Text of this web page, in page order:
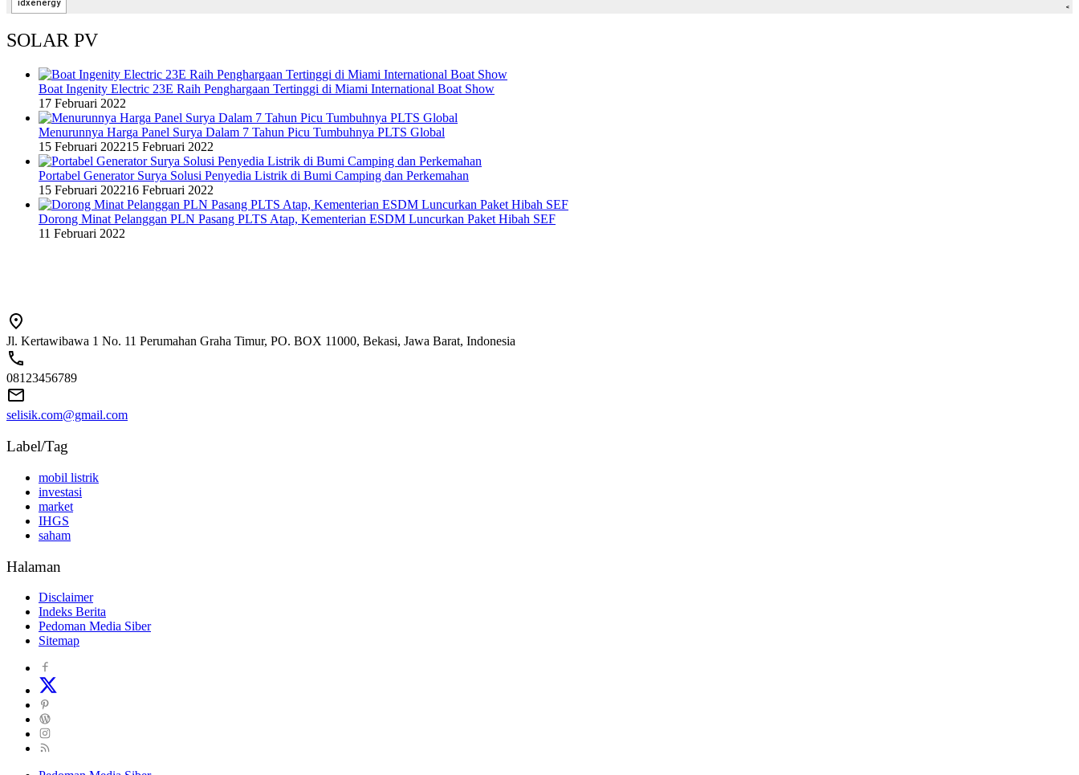
SOLAR PV
Boat Ingenity Electric 23E Raih Penghargaan Tertinggi di Miami International Boat Show
17 Februari 2022
Menurunnya Harga Panel Surya Dalam 7 Tahun Picu Tumbuhnya PLTS Global
15 Februari 202215 Februari 2022
Portabel Generator Surya Solusi Penyedia Listrik di Bumi Camping dan Perkemahan
15 Februari 202216 Februari 2022
Dorong Minat Pelanggan PLN Pasang PLTS Atap, Kementerian ESDM Luncurkan Paket Hibah SEF
11 Februari 2022
Jl. Kertawibawa 1 No. 11 Perumahan Graha Timur, PO. BOX 11000, Bekasi, Jawa Barat, Indonesia
08123456789
selisik.com@gmail.com
Label/Tag
mobil listrik
investasi
market
IHGS
saham
Halaman
Disclaimer
Indeks Berita
Pedoman Media Siber
Sitemap